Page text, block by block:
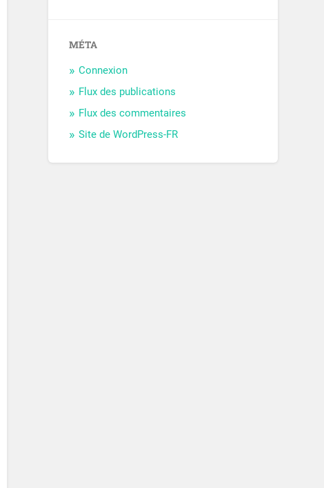
MÉTA
Connexion
Flux des publications
Flux des commentaires
Site de WordPress-FR